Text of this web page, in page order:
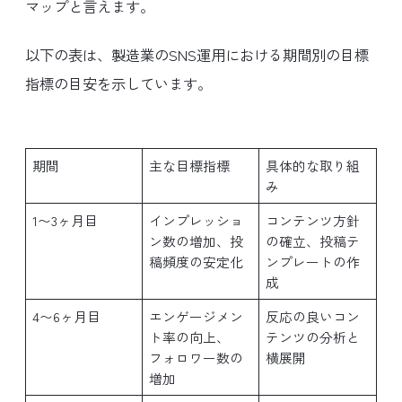
マップと言えます。
以下の表は、製造業のSNS運用における期間別の目標
指標の目安を示しています。
期間 主な目標指標
具体的な取り組
み
1〜3ヶ月目
インプレッショ
ン数の増加、投
稿頻度の安定化
コンテンツ方針
の確立、投稿テ
ンプレートの作
成
4〜6ヶ月目
エンゲージメン
ト率の向上、
フォロワー数の
増加
反応の良いコン
テンツの分析と
横展開